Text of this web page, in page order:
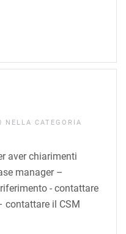
NELLA CATEGORIA
aver chiarimenti
manager –
- contattare
contattare il CSM